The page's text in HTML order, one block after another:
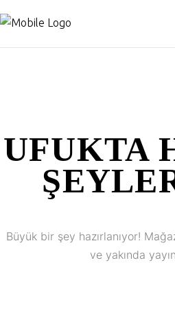
UFUKTA
Büyük bir şey hazırlanıyor!
ve yakında